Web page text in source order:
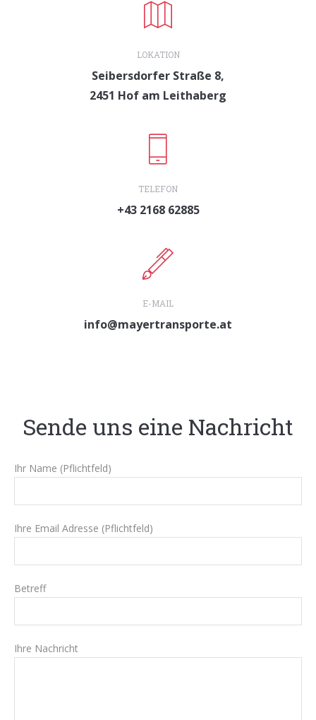
LOKATION
Seibersdorfer Straße 8,
2451 Hof am Leithaberg
TELEFON
+43 2168 62885
E-MAIL
info@mayertransporte.at
Sende uns eine Nachricht
Ihr Name (Pflichtfeld)
Ihre Email Adresse (Pflichtfeld)
Betreff
Ihre Nachricht